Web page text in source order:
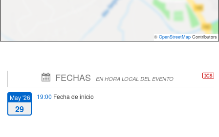
© OpenStreetMap Contributors
FECHAS EN HORA LOCAL DEL EVENTO
May '26
29
19:00 Fecha de inicio